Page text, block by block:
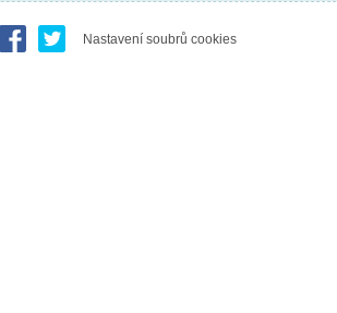
Nastavení soubrů cookies